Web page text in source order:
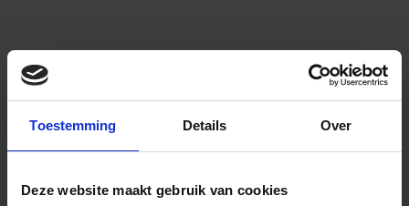
Toestemming Details Over
Deze website maakt gebruik van cookies